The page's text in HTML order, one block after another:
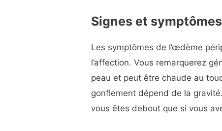
Signes et
Les symptômes de l’œdème
l’affection. Vous remarquerez
peau et peut être chaude au
gonflement dépend de la
vous êtes debout que si vous